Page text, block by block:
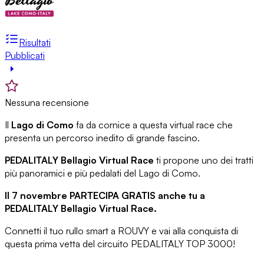
Risultati
Pubblicati
Nessuna recensione
Il Lago di Como fa da cornice a questa virtual race che
presenta un percorso inedito di grande fascino.
PEDALITALY Bellagio Virtual Race ti propone uno dei tratti
più panoramici e più pedalati del Lago di Como.
Il 7 novembre PARTECIPA GRATIS anche tu a
PEDALITALY Bellagio Virtual Race.
Connetti il tuo rullo smart a ROUVY e vai alla conquista di
questa prima vetta del circuito PEDALITALY TOP 3000!